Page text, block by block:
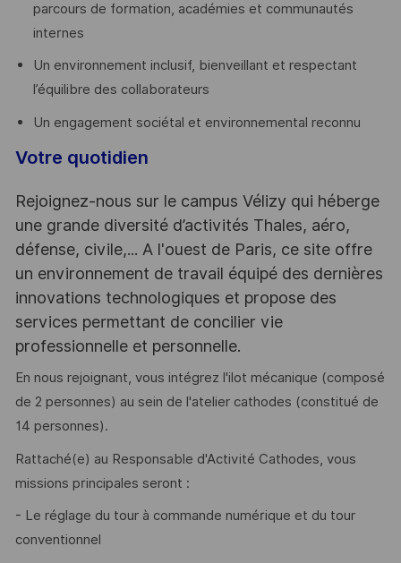
parcours de formation, académies et communautés
internes
Un environnement inclusif, bienveillant et respectant
l’équilibre des collaborateurs
Un engagement sociétal et environnemental reconnu
Votre quotidien
Rejoignez-nous sur le campus Vélizy qui héberge
une grande diversité d’activités Thales, aéro,
défense, civile,... A l'ouest de Paris, ce site offre
un environnement de travail équipé des dernières
innovations technologiques et propose des
services permettant de concilier vie
professionnelle et personnelle.
En nous rejoignant, vous intégrez l'ilot mécanique (composé
de 2 personnes) au sein de l'atelier cathodes (constitué de
14 personnes).
Rattaché(e) au Responsable d'Activité Cathodes, vous
missions principales seront :
- Le réglage du tour à commande numérique et du tour
conventionnel